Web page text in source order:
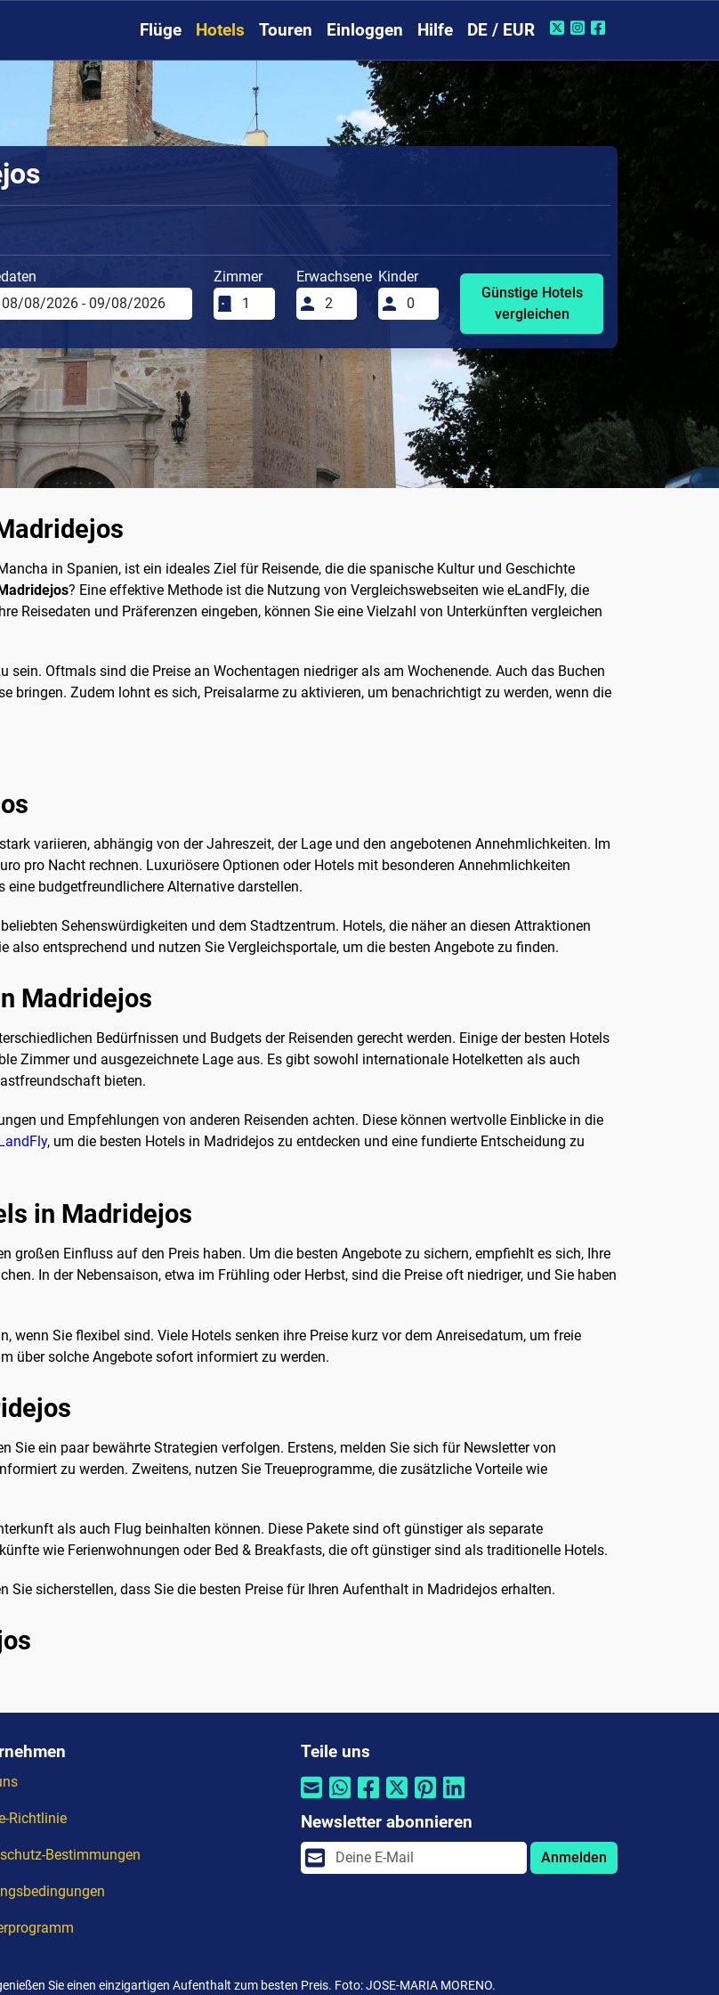
Flüge Hotels Touren Einloggen Hilfe DE / EUR
Zimmer Erwachsene Kinder
Günstige Hotels
vergleichen
in Spanien, ist ein ideales Ziel für Reisende, die die spanische Kultur und Geschichte
? Eine effektive Methode ist die Nutzung von Vergleichswebseiten wie eLandFly, die
Reisedaten und Präferenzen eingeben, können Sie eine Vielzahl von Unterkünften vergleichen
sein. Oftmals sind die Preise an Wochentagen niedriger als am Wochenende. Auch das Buchen
bringen. Zudem lohnt es sich, Preisalarme zu aktivieren, um benachrichtigt zu werden, wenn die
variieren, abhängig von der Jahreszeit, der Lage und den angebotenen Annehmlichkeiten. Im
pro Nacht rechnen. Luxuriösere Optionen oder Hotels mit besonderen Annehmlichkeiten
eine budgetfreundlichere Alternative darstellen.
Sehenswürdigkeiten und dem Stadtzentrum. Hotels, die näher an diesen Attraktionen
also entsprechend und nutzen Sie Vergleichsportale, um die besten Angebote zu finden.
Madridejos
Bedürfnissen und Budgets der Reisenden gerecht werden. Einige der besten Hotels
Zimmer und ausgezeichnete Lage aus. Es gibt sowohl internationale Hotelketten als auch
bieten.
und Empfehlungen von anderen Reisenden achten. Diese können wertvolle Einblicke in die
, um die besten Hotels in Madridejos zu entdecken und eine fundierte Entscheidung zu
in Madridejos
großen Einfluss auf den Preis haben. Um die besten Angebote zu sichern, empfiehlt es sich, Ihre
In der Nebensaison, etwa im Frühling oder Herbst, sind die Preise oft niedriger, und Sie haben
wenn Sie flexibel sind. Viele Hotels senken ihre Preise kurz vor dem Anreisedatum, um freie
über solche Angebote sofort informiert zu werden.
Sie ein paar bewährte Strategien verfolgen. Erstens, melden Sie sich für Newsletter von
zu werden. Zweitens, nutzen Sie Treueprogramme, die zusätzliche Vorteile wie
als auch Flug beinhalten können. Diese Pakete sind oft günstiger als separate
wie Ferienwohnungen oder Bed & Breakfasts, die oft günstiger sind als traditionelle Hotels.
Sie sicherstellen, dass Sie die besten Preise für Ihren Aufenthalt in Madridejos erhalten.
Richtlinie
Bestimmungen
Teile uns
Newsletter abonnieren
Anmelden
Sie einen einzigartigen Aufenthalt zum besten Preis. Foto: JOSE-MARIA MORENO.